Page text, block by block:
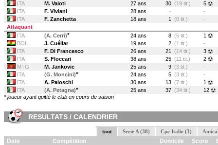
ITA
M. Valoti 27 ans 30 (19 tit.)
5
ITA
F. Viviani 28 ans -
-
ITA
F. Zanchetta 18 ans 1 (0 tit.)
-
Attaquant
ITA
(A. Cerri)* 24 ans 8 (5 tit.)
1
BOL
J. Cuéllar 19 ans 2 (1 tit.)
-
ITA
F. Di Francesco 26 ans 21 (14 tit.)
3
ITA
S. Floccari 38 ans 25 (11 tit.)
2
MTG
M. Jankovic 25 ans 9 (3 tit.)
-
ITA
(G. Moncini)* 24 ans 5 (3 tit.)
-
ITA
A. Paloschi 30 ans 13 (7 tit.)
1
ITA
(A. Petagna)* 25 ans 37 (34 tit.)
12
* joueur ayant quitté le club en cours de saison
RESULTATS / CALENDRIER
tout Serie A (38) Cpe Italie (3)
Date Compétition Domicile Score